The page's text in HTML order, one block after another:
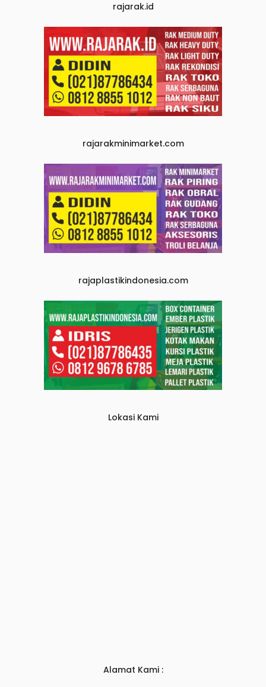
rajarak.id
rajarakminimarket.com
rajaplastikindonesia.com
Lokasi Kami
Alamat Kami :